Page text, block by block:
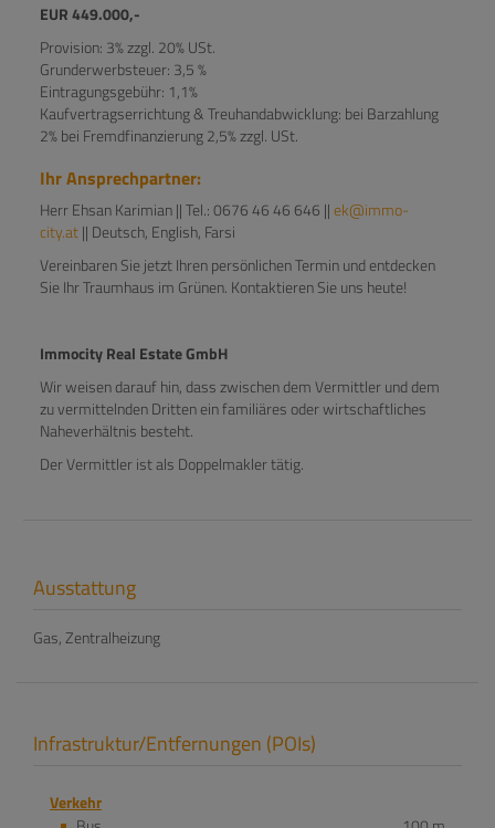
EUR 449.000,-
Provision: 3% zzgl. 20% USt.
Grunderwerbsteuer: 3,5 %
Eintragungsgebühr: 1,1%
Kaufvertragserrichtung & Treuhandabwicklung: bei Barzahlung
2% bei Fremdfinanzierung 2,5% zzgl. USt.
Ihr Ansprechpartner:
Herr Ehsan Karimian || Tel.: 0676 46 46 646 ||ek@immo-
city.at|| Deutsch, English, Farsi
Vereinbaren Sie jetzt Ihren persönlichen Termin und entdecken
Sie Ihr Traumhaus im Grünen. Kontaktieren Sie uns heute!
Immocity Real Estate GmbH
Wir weisen darauf hin, dass zwischen dem Vermittler und dem
zu vermittelnden Dritten ein familiäres oder wirtschaftliches
Naheverhältnis besteht.
Der Vermittler ist als Doppelmakler tätig.
Ausstattung
Gas Zentralheizung
Infrastruktur/Entfernungen (POIs)
Verkehr